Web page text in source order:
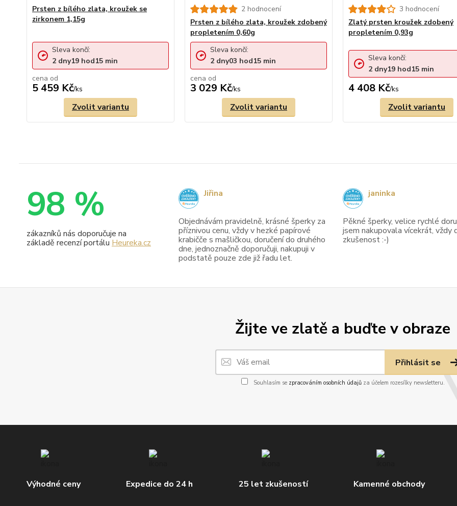
Prsten z bílého zlata, kroužek se
zirkonem 1,15g
cena od
5 459 Kč/ks
Sleva končí:
2 dny19 hod15 min
Zvolit variantu
2 hodnocení
Prsten z bílého zlata, kroužek zdobený
propletením 0,60g
cena od
3 029 Kč/ks
Sleva končí:
2 dny03 hod15 min
Zvolit variantu
3 hodnocení
Zlatý prsten kroužek zdobený
propletením 0,93g
4 408 Kč/ks
Sleva končí:
2 dny19 hod15 min
Zvolit variantu
Žijte ve zlatě a buďte v obraze
Přihlásit se
Souhlasím se zpracováním osobních údajůza účelem rozesílky newsletteru.
Výhodné ceny Expedice do 24 h 25 let zkušeností Kamenné obchody
98 %
zákazníků nás doporučuje na
základě recenzí portálu Heureka.cz
Objednávám pravidelně, krásné šperky za
příznivou cenu, vždy v hezké papírové
krabičče s mašličkou, doručení do druhého
dne, jednoznačně doporučuji, nakupuji v
podstatě pouze zde již řadu let.
Jiřina
Pěkné šperky, velice rychlé
jsem nakupovala vícekrát, vždy
zkušenost :-)
janinka